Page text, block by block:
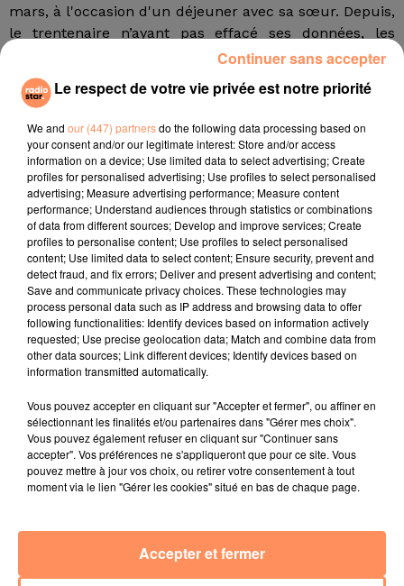
mars, à l'occasion d'un déjeuner avec sa sœur. Depuis,
le trentenaire n’ayant pas effacé ses données, les
commandes étaient débitées sur son compte bancaire.
C'est en consultant ses relevés de compte que Craig a
découvert que quelque chose clochait. Comme il
qu’il avait été piraté et a changé ses mots de passe.
Plus tard, il a confié cette mésaventure à sa mère qui
a fait le parallèle avec Nicole qui recevait, elle,
gratuitement ses commandes de McDonald’s. Le frère
et la sœur ont alors comparé leurs relevés et ont
réalisé ce qu’il se passait."Mon frère était
extrêmement soulagé que ce soit moi", a raconté
l’habitante de Northampton (Angleterre), mère de
deux enfants. Elle a depuis entièrement remboursé
Craig.
fil actus
4 juillet 2022
Radio Star Live avec Dadju
27 juin 2022
Marseille : une application pour mettre en
Le cocholed pour jouer à la pétanque
Le respect de votre vie privée est notre priorité
We and our (447) partnersdo the following data processing based on
your consent and/or our legitimate interest: Store and/or access
information on a device; Use limited data to select advertising; Create
profiles for personalised advertising; Use profiles to select personalised
advertising; Measure advertising performance; Measure content
performance; Understand audiences through statistics or combinations
of data from different sources; Develop and improve services; Create
profiles to personalise content; Use profiles to select personalised
content; Use limited data to select content; Ensure security, prevent and
detect fraud, and fix errors; Deliver and present advertising and content;
Save and communicate privacy choices. These technologies may
process personal data such as IP address and browsing data to offer
following functionalities: Identify devices based on information actively
requested; Use precise geolocation data; Match and combine data from
other data sources; Link different devices; Identify devices based on
information transmitted automatically.
Vous pouvez accepter en cliquant sur "Accepter et fermer", ou affiner en
sélectionnant les finalités et/ou partenaires dans "Gérer mes choix".
Vous pouvez également refuser en cliquant sur "Continuer sans
accepter". Vos préférences ne s'appliqueront que pour ce site. Vous
pouvez mettre à jour vos choix, ou retirer votre consentement à tout
moment via le lien "Gérer les cookies" situé en bas de chaque page.
Accepter et fermer
Continuer sans accepter